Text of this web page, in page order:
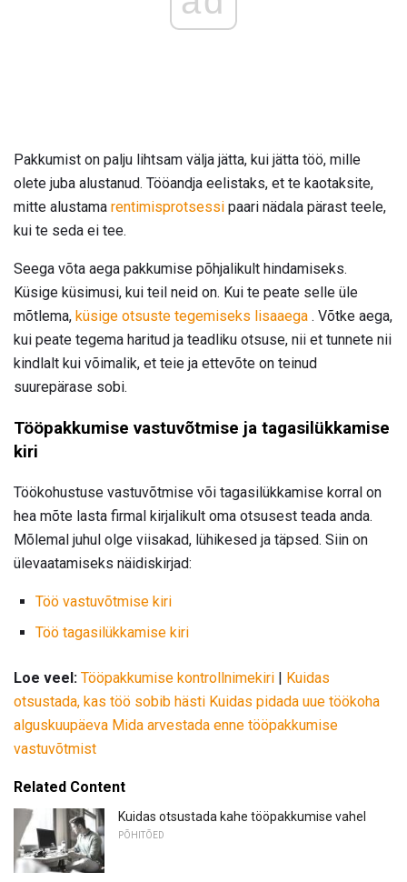
Pakkumist on palju lihtsam välja jätta, kui jätta töö, mille
olete juba alustanud. Tööandja eelistaks, et te kaotaksite,
mitte alustama rentimisprotsessi paari nädala pärast teele,
kui te seda ei tee.
Seega võta aega pakkumise põhjalikult hindamiseks.
Küsige küsimusi, kui teil neid on. Kui te peate selle üle
mõtlema, küsige otsuste tegemiseks lisaaega . Võtke aega,
kui peate tegema haritud ja teadliku otsuse, nii et tunnete nii
kindlalt kui võimalik, et teie ja ettevõte on teinud
suurepärase sobi.
Tööpakkumise vastuvõtmise ja tagasilükkamise
kiri
Töökohustuse vastuvõtmise või tagasilükkamise korral on
hea mõte lasta firmal kirjalikult oma otsusest teada anda.
Mõlemal juhul olge viisakad, lühikesed ja täpsed. Siin on
ülevaatamiseks näidiskirjad:
Töö vastuvõtmise kiri
Töö tagasilükkamise kiri
Loe veel: Tööpakkumise kontrollnimekiri | Kuidas
otsustada, kas töö sobib hästi Kuidas pidada uue töökoha
alguskuupäeva Mida arvestada enne tööpakkumise
vastuvõtmist
Related Content
Kuidas otsustada kahe tööpakkumise vahel
PÕHITÕED